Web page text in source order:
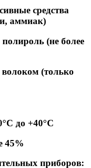
средства
аммиак)
(не более
(только
до +40°C
45%
приборов: